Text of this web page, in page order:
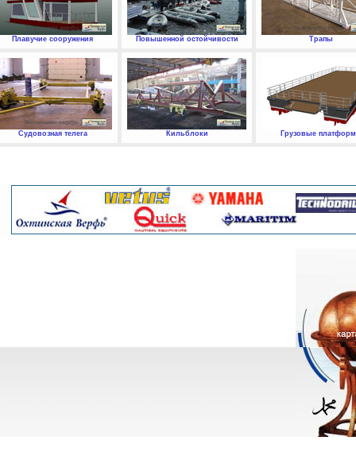
Плавучие сооружения Повышенной остойчивости Трапы
Судовозная телега Кильблоки Грузовые